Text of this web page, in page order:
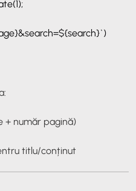
+ număr pagină)
titlu/conținut